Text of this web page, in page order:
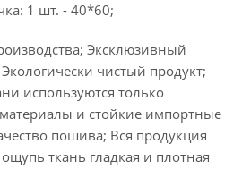
1 шт. - 40*60;
Эксклюзивный
чистый продукт;
используются только
и стойкие импортные
пошива; Вся продукция
ткань гладкая и плотная